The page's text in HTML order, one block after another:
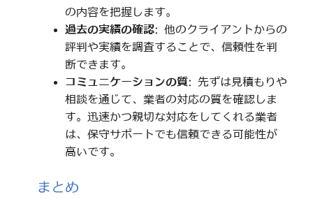
の内容を把握します。
過去の実績の確認: 他のクライアントからの
評判や実績を調査することで、信頼性を判
断できます。
コミュニケーションの質: 先ずは見積もりや
相談を通じて、業者の対応の質を確認しま
す。迅速かつ親切な対応をしてくれる業者
は、保守サポートでも信頼できる可能性が
高いです。
まとめ